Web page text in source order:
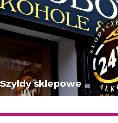
Szyldy sklepowe